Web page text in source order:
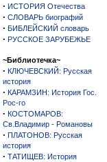
· ИСТОРИЯ Отечества
· СЛОВАРЬ биографий
· БИБЛЕЙСКИЙ словарь
· РУССКОЕ ЗАРУБЕЖЬЕ
~Библиотечка~
· КЛЮЧЕВСКИЙ: Русская
история
· КАРАМЗИН: История Гос.
Рос-го
· КОСТОМАРОВ:
Св.Владимир - Романовы
· ПЛАТОНОВ: Русская
история
· ТАТИЩЕВ: История